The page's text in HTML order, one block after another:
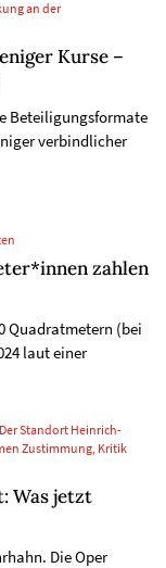
an der
Kurse –
Beteiligungsformate
verbindlicher
zahlen
Quadratmetern (bei
laut einer
Standort Heinrich-
Zustimmung, Kritik
Was jetzt
Die Oper